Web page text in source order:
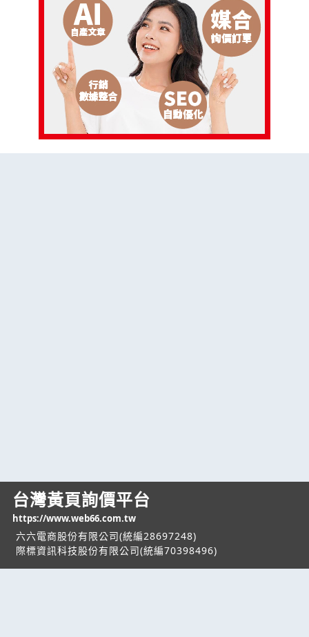
台灣黃頁詢價平台
https://www.web66.com.tw
六六電商股份有限公司(統編28697248)
際標資訊科技股份有限公司(統編70398496)